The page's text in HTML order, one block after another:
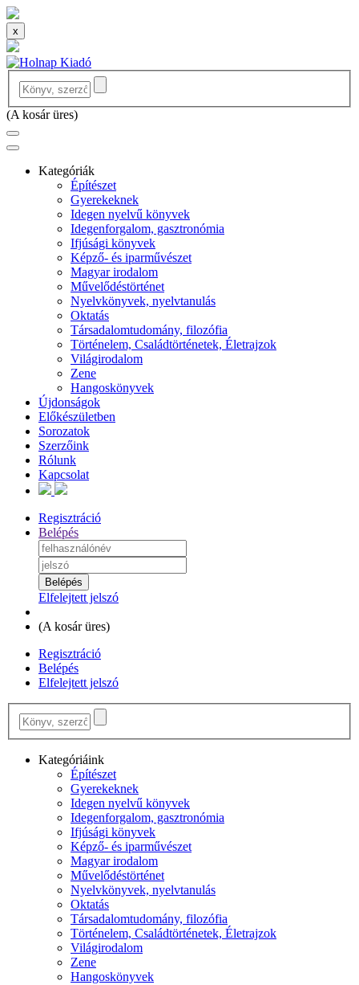
x
(A kosár üres)
Kategóriák
Építészet
Gyerekeknek
Idegen nyelvű könyvek
Idegenforgalom, gasztronómia
Ifjúsági könyvek
Képző- és iparművészet
Magyar irodalom
Művelődéstörténet
Nyelvkönyvek, nyelvtanulás
Oktatás
Társadalomtudomány, filozófia
Történelem, Családtörténetek, Életrajzok
Világirodalom
Zene
Hangoskönyvek
Újdonságok
Előkészületben
Sorozatok
Szerzőink
Rólunk
Kapcsolat
Regisztráció
Belépés
Elfelejtett jelszó
(A kosár üres)
Regisztráció
Belépés
Elfelejtett jelszó
Kategóriáink
Építészet
Gyerekeknek
Idegen nyelvű könyvek
Idegenforgalom, gasztronómia
Ifjúsági könyvek
Képző- és iparművészet
Magyar irodalom
Művelődéstörténet
Nyelvkönyvek, nyelvtanulás
Oktatás
Társadalomtudomány, filozófia
Történelem, Családtörténetek, Életrajzok
Világirodalom
Zene
Hangoskönyvek